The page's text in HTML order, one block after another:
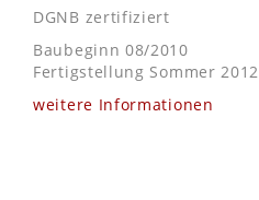
DGNB zertifiziert
Baubeginn 08/2010
Fertigstellung Sommer 2012
weitere Informationen